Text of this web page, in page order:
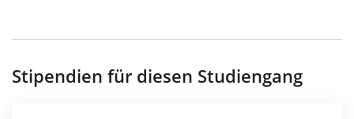
Stipendien für diesen Studiengang